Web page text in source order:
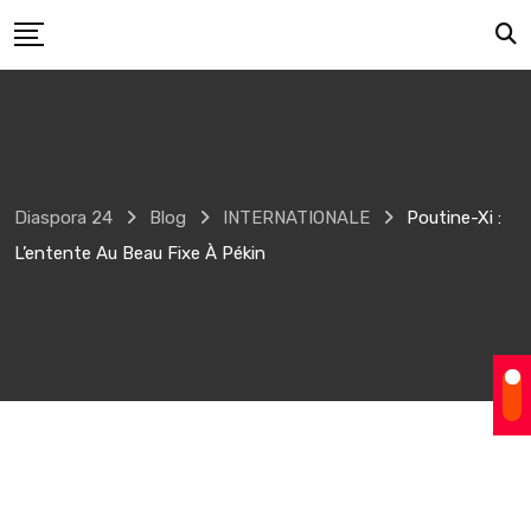
to
Diaspora 24 Blog INTERNATIONALE
Poutine-Xi :
L’entente Au Beau Fixe À Pékin